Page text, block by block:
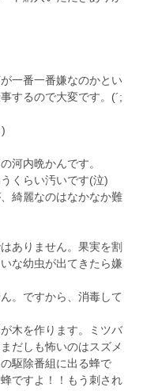
一番一番嫌なのかとい
するので大変です。(´;
河内晩かんです。
くらい汚いです(泣)
綺麗なのはなかなか難
ありません。果実を割
な幼虫が出てきたら嫌
。ですから、消毒して
木を作ります。ミツバ
だしも怖いのはスズメ
駆除番組に出る蜂で
ですよ！！もう刺され